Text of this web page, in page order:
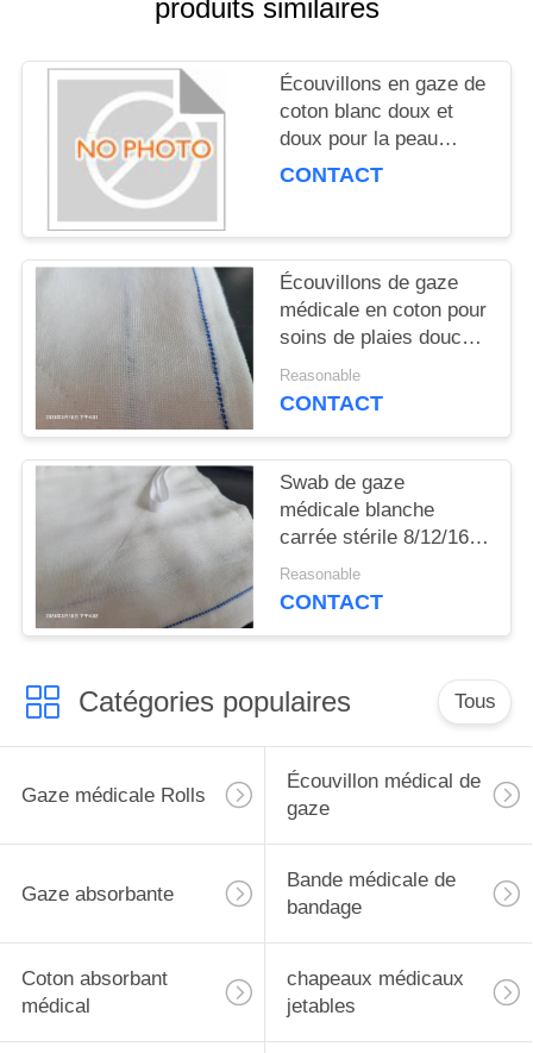
PRIVACY
POLICY
produits similaires
Écouvillons en gaze de
coton blanc doux et
doux pour la peau
sensible
CONTACT
Écouvillons de gaze
médicale en coton pour
soins de plaies douces
certifiés ISO
Reasonable
CONTACT
Swab de gaze
médicale blanche
carrée stérile 8/12/16
Ply Absorbance 100
pièces par sac
Reasonable
CONTACT
Catégories populaires Tous
Gaze médicale Rolls
Écouvillon médical de
gaze
Gaze absorbante
Bande médicale de
bandage
Coton absorbant
médical
chapeaux médicaux
jetables